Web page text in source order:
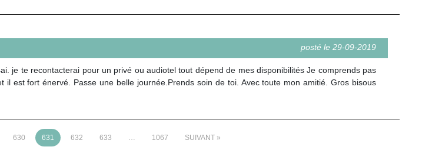
posté le 29-09-2019
je te recontacterai pour un privé ou audiotel tout dépend de mes disponibilités Je comprends pas
est fort énervé. Passe une belle journée.Prends soin de toi. Avec toute mon amitié. Gros bisous
630 631 632 633 1067 SUIVANT »